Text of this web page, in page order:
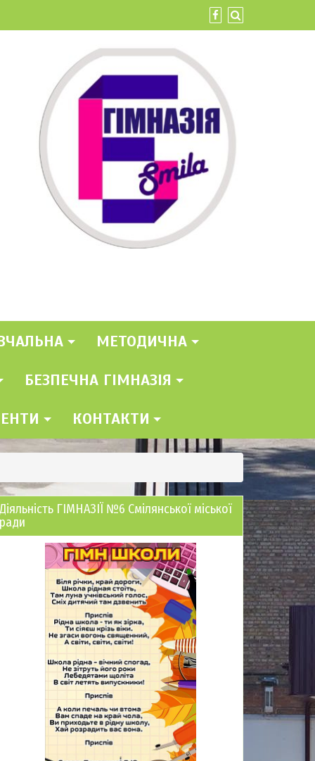
МЕТОДИЧНА
БЕЗПЕЧНА ГІМНАЗІЯ
КОНТАКТИ
Діяльність ГІМНАЗІЇ №6 Смілянської міської
ради